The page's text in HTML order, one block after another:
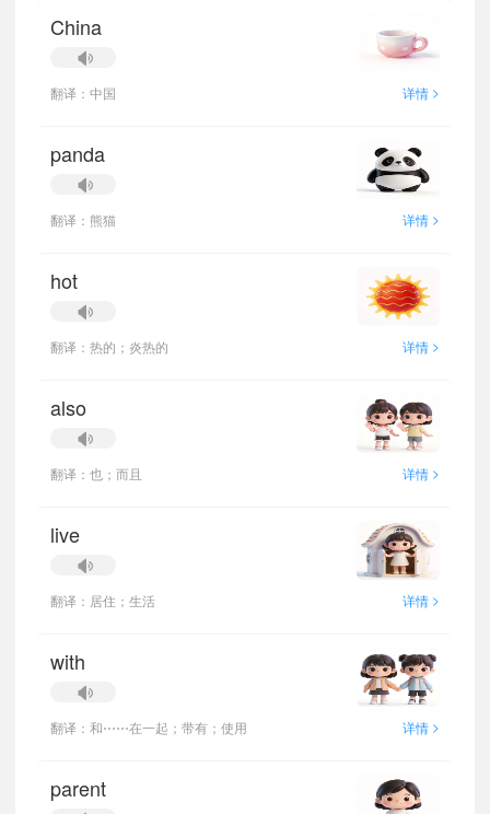
China
翻译：中国 详情 >
panda
翻译：熊猫 详情 >
hot
翻译：热的；炎热的 详情 >
also
翻译：也；而且 详情 >
live
翻译：居住；生活 详情 >
with
翻译：和⋯⋯在一起；带有；使用 详情 >
parent